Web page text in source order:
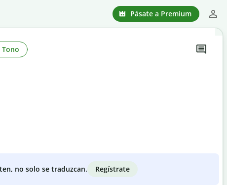
Pásate a Premium
Tono
no solo se traduzcan. Regístrate